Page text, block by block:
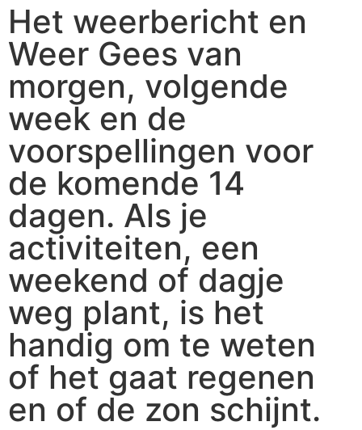
Het weerbericht en
Weer Gees van
morgen, volgende
week en de
voorspellingen voor
de komende 14
dagen. Als je
activiteiten, een
weekend of dagje
weg plant, is het
handig om te weten
of het gaat regenen
en of de zon schijnt.